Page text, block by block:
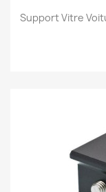
Support Vitre